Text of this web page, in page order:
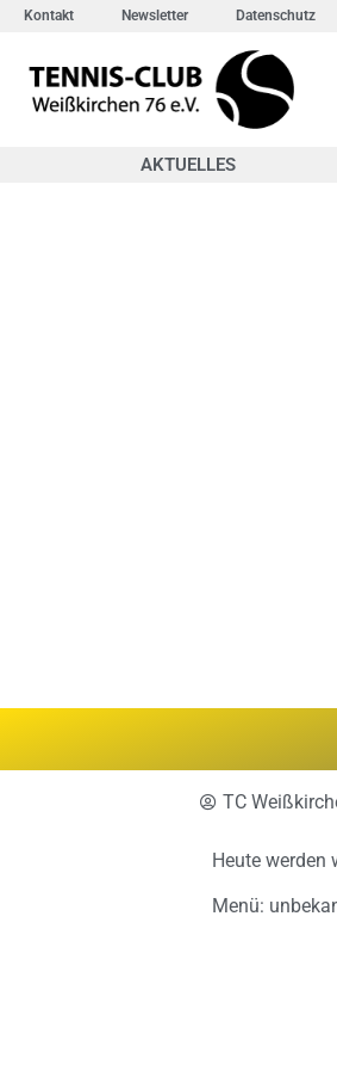
Kontakt Newsletter Datenschutz
AKTUELLES
TC
Heute werden
Menü: